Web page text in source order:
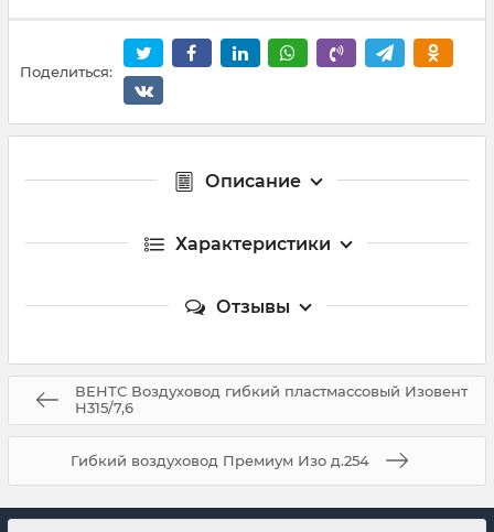
Поделиться:
Описание
Характеристики
Отзывы
ВЕНТС Воздуховод гибкий пластмассовый Изовент
Н315/7,6
Гибкий воздуховод Премиум Изо д.254